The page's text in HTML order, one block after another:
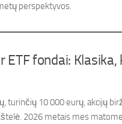
perspektyvos.
ETF fondai: Klasika,
turinčių 10 000 eurų, akcijų
2026 metais mes